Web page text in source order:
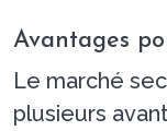
Avantages
Le marché
plusieurs